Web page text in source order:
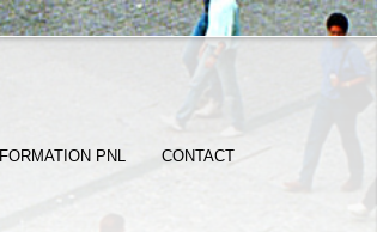
FORMATION PNL CONTACT